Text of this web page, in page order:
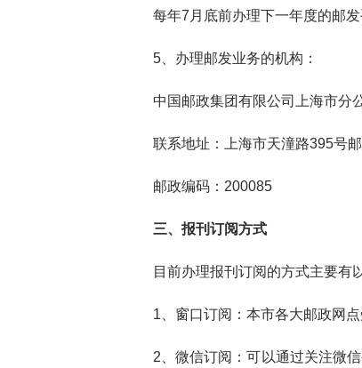
每年7月底前办理下一年度的邮发
5、办理邮发业务的机构：
中国邮政集团有限公司上海市分
联系地址：上海市天潼路395号邮
邮政编码：200085
三、报刊订阅方式
目前办理报刊订阅的方式主要有以
1、窗口订阅：本市各大邮政网点
2、微信订阅：可以通过关注微信